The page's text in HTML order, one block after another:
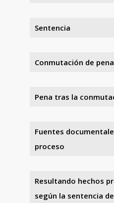
Sentencia
Conmutación de pena
Pena tras la
Fuentes
proceso
Resultando hechos
según la sentencia